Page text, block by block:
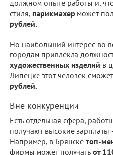
должном опыте работы и,
стиля, парикмахер может
рублей.
Но наибольший интерес во
городам привлекла
художественных изделий в
Липецке этот человек
рублей.
Вне конкуренции
Есть отдельная сфера,
получают высокие зарплаты
Например, в Брянске топ-
фирмы может получать от